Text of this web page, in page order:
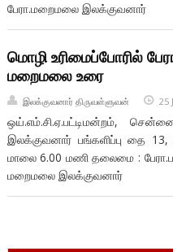
பேரா.மறைமலை இலக்குவனார்
மொழி உரிமைப்போரில்
மறைமலை உரை
இலக்குவனார் திருவள்ளுவன் 25
ஒய்.எம்.சி.ஏ.பட்டிமன்றம்,
இலக்குவனார் பங்களிப்பு தை
மாலை 6.00 மணி தலைமை :
மறைமலை இலக்குவனார்